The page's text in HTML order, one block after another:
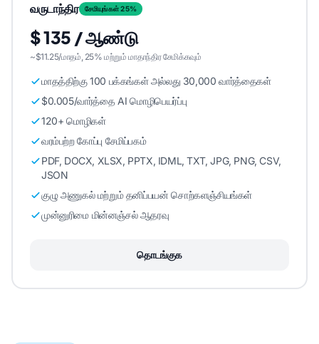
வருடாந்திர சேமியுங்கள் 25%
$ 135 / ஆண்டு
~$11.25/மாதம், 25% மற்றும் மாதாந்திர சேமிக்கவும்
மாதத்திற்கு 100 பக்கங்கள் அல்லது 30,000 வார்த்தைகள்
$0.005/வார்த்தை AI மொழிபெயர்ப்பு
120+ மொழிகள்
வரம்பற்ற கோப்பு சேமிப்பகம்
PDF, DOCX, XLSX, PPTX, IDML, TXT, JPG, PNG, CSV,
JSON
குழு அணுகல் மற்றும் தனிப்பயன் சொற்களஞ்சியங்கள்
முன்னுரிமை மின்னஞ்சல் ஆதரவு
தொடங்குக